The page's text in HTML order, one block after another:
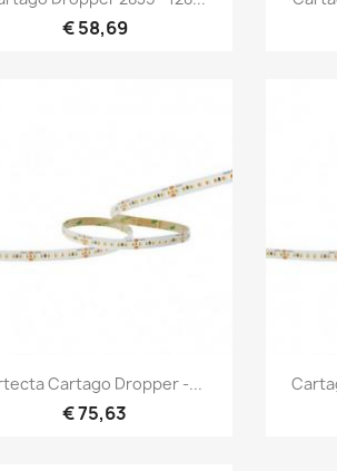
€ 58,69
Snel bekijken
Cartago Dropper -...
€ 75,63